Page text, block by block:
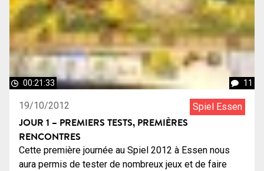
00:21:33 11
19/10/2012 Spiel Essen
JOUR 1 – PREMIERS TESTS, PREMIÈRES
RENCONTRES
Cette première journée au Spiel 2012 à Essen nous
aura permis de tester de nombreux jeux et de faire